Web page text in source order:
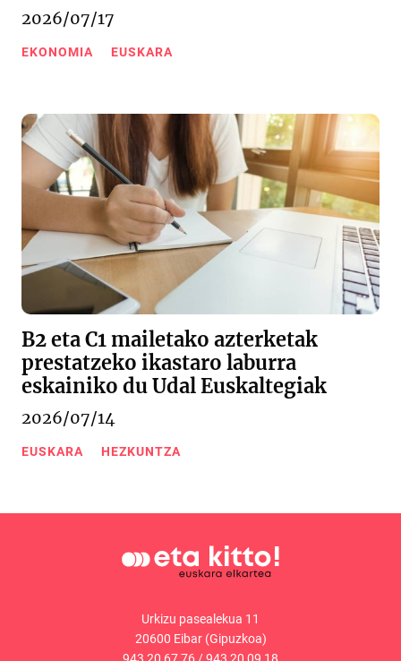
2026/07/17
EKONOMIA EUSKARA
B2 eta C1 mailetako azterketak
prestatzeko ikastaro laburra
eskainiko du Udal Euskaltegiak
2026/07/14
EUSKARA HEZKUNTZA
Urkizu pasealekua 11
20600 Eibar (Gipuzkoa)